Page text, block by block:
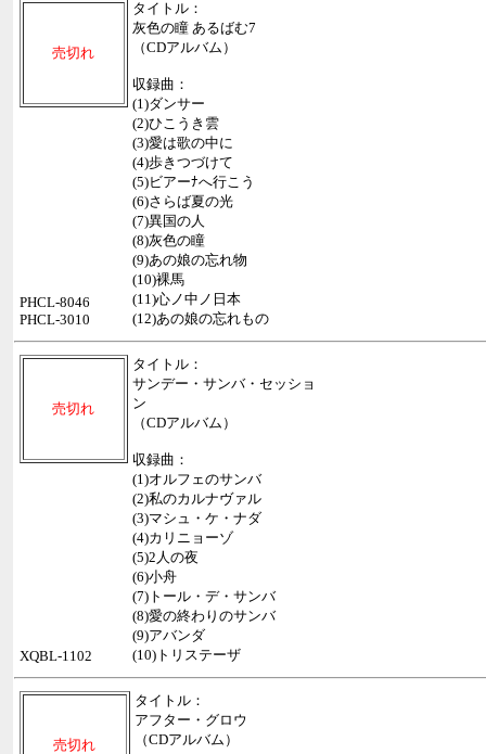
売切れ
タイトル：
灰色の瞳 あるばむ7
（CDアルバム）
収録曲：
(1)ダンサー
(2)ひこうき雲
(3)愛は歌の中に
(4)歩きつづけて
(5)ビアーﾅへ行こう
(6)さらば夏の光
(7)異国の人
(8)灰色の瞳
(9)あの娘の忘れ物
(10)裸馬
(11)心ノ中ノ日本
(12)あの娘の忘れもの
PHCL-8046
PHCL-3010
売切れ
タイトル：
サンデー・サンバ・セッショ
ン
（CDアルバム）
収録曲：
(1)オルフェのサンバ
(2)私のカルナヴァル
(3)マシュ・ケ・ナダ
(4)カリニョーゾ
(5)2人の夜
(6)小舟
(7)トール・デ・サンバ
(8)愛の終わりのサンバ
(9)アバンダ
(10)トリステーザ
XQBL-1102
売切れ
タイトル：
アフター・グロウ
（CDアルバム）